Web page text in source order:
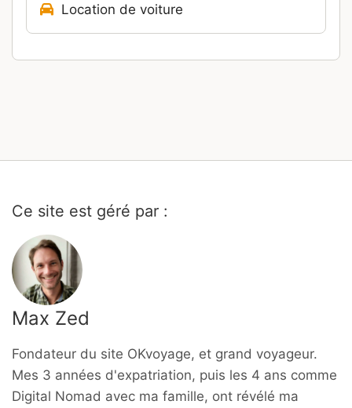
Location de voiture
Ce site est géré par :
Max Zed
Fondateur du site OKvoyage, et grand voyageur.
Mes 3 années d'expatriation, puis les 4 ans comme
Digital Nomad avec ma famille, ont révélé ma